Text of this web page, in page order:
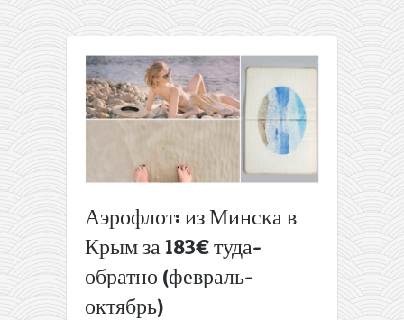
Аэрофлот: из Минска в
Крым за 183€ туда-
обратно (февраль-
октябрь)
Turkish
Airlines:
Украины
от 336$
обратно
Продолжение
распродажи от